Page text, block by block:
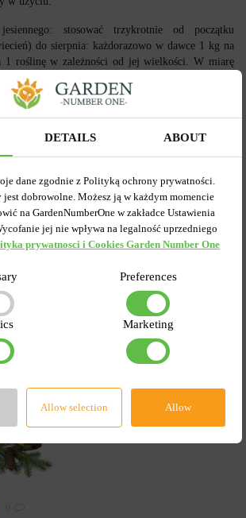
stosować trzykrotnie od początku
do sierpnia: każdorazowo w dawce 1 kg na
1 roślinę w zależności od jej wielkości. W miarę
nawóz z wierzchnią warstwą gleby i wodą.
jesienny pod iglaki w Polsce w sklepie
One. Na stronie w katalogu możesz więcej
przeglądane
DETAILS ABOUT
dane zgodnie z Polityką ochrony prywatności.
jest dobrowolne. Możesz ją w każdym momencie
na GardenNumberOne w zakładce Ustawienia
jej nie wpływa na legalność uprzedniego
prywatnosci i Cookies Garden Number One
Preferences
Marketing
Allow selection Allow